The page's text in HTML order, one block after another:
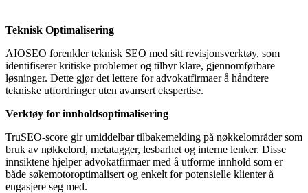
Teknisk Optimalisering
AIOSEO forenkler teknisk SEO med sitt revisjonsverktøy, som
identifiserer kritiske problemer og tilbyr klare, gjennomførbare
løsninger. Dette gjør det lettere for advokatfirmaer å håndtere
tekniske utfordringer uten avansert ekspertise.
Verktøy for innholdsoptimalisering
TruSEO-score gir umiddelbar tilbakemelding på nøkkelområder som
bruk av nøkkelord, metatagger, lesbarhet og interne lenker. Disse
innsiktene hjelper advokatfirmaer med å utforme innhold som er
både søkemotoroptimalisert og enkelt for potensielle klienter å
engasjere seg med.